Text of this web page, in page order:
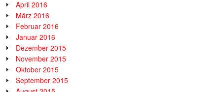
April 2016
März 2016
Februar 2016
Januar 2016
Dezember 2015
November 2015
Oktober 2015
September 2015